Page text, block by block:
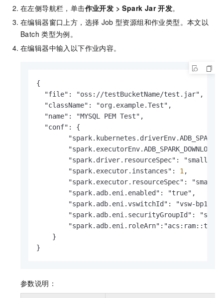
在左侧导航栏，单击作业开发 >Spark Jar 开发。
在编辑器窗口上方，选择 Job 型资源组和作业类型。本文以
Batch 类型为例。
在编辑器中输入以下作业内容。
{
  "file": "oss://testBucketName/test.jar",
  "className": "org.example.Test",
  "name": "MYSQL PEM Test",
  "conf": {
        "spark.driver.resourceSpec": "small",
        "spark.executor.instances":
1,
        "spark.executor.resourceSpec": "small",
        "spark.adb.eni.enabled": "true",
"spark.adb.eni.vswitchId": "vsw-
"spark.adb.eni.securityGroupId": "sg-
    }
}
参数说明：